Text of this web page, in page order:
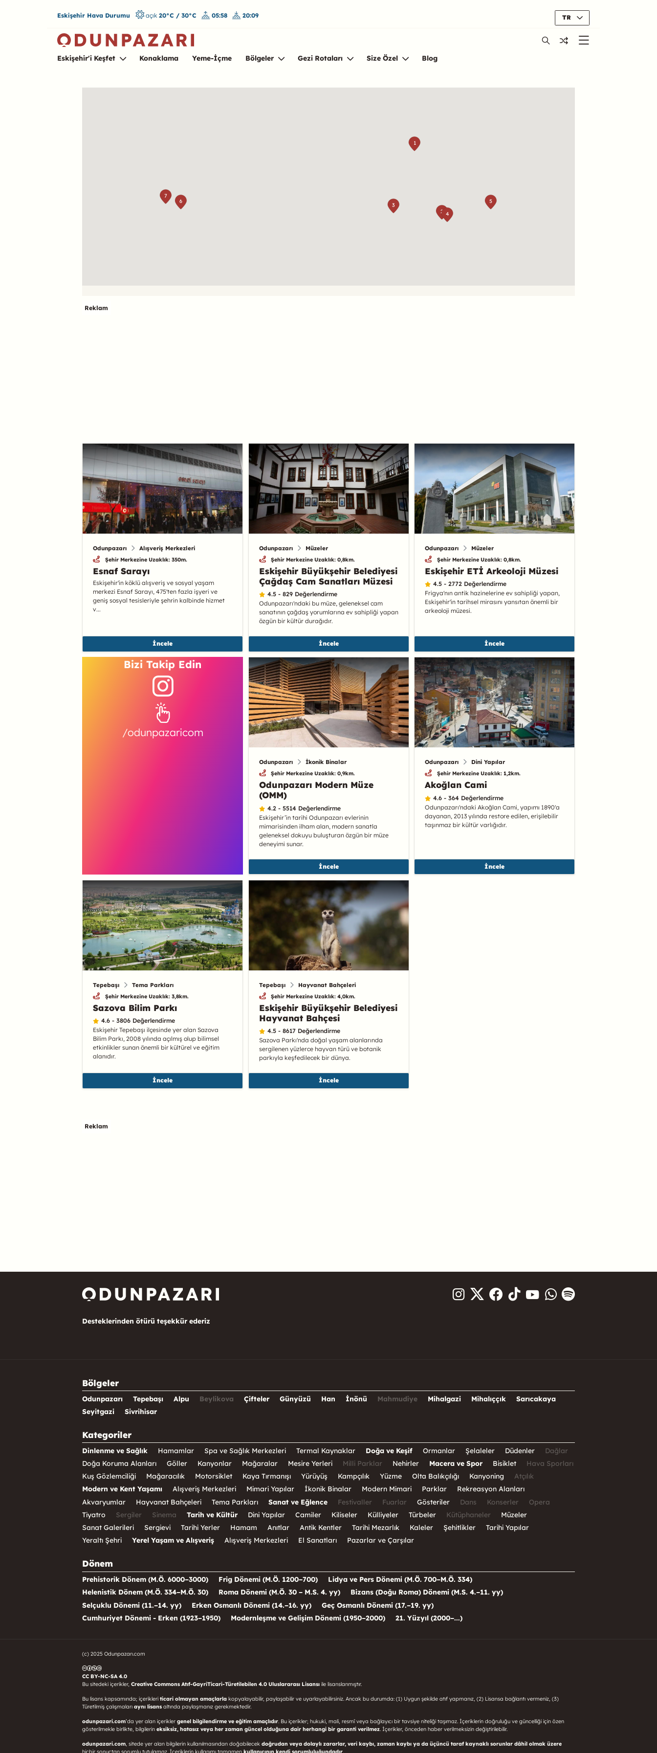
Eskişehir Hava Durumu açık 20°C / 30°C 05:58 20:09 TR
Eskişehir'i Keşfet Konaklama Yeme-İçme Bölgeler Gezi Rotaları Size Özel Blog
1
2
3
4
5
6
7
Reklam
Odunpazarı Alışveriş Merkezleri
Şehir Merkezine Uzaklık: 350m.
Esnaf Sarayı
Eskişehir'in köklü alışveriş ve sosyal yaşam
merkezi Esnaf Sarayı, 475'ten fazla işyeri ve
geniş sosyal tesisleriyle şehrin kalbinde hizmet
v...
İncele
Odunpazarı Müzeler
Şehir Merkezine Uzaklık: 0,8km.
Eskişehir Büyükşehir Belediyesi
Çağdaş Cam Sanatları Müzesi
4.5 - 829 Değerlendirme
Odunpazarı'ndaki bu müze, geleneksel cam
sanatının çağdaş yorumlarına ev sahipliği yapan
özgün bir kültür durağıdır.
İncele
Odunpazarı Müzeler
Şehir Merkezine Uzaklık: 0,8km.
Eskişehir ETİ Arkeoloji Müzesi
4.5 - 2772 Değerlendirme
Frigya'nın antik hazinelerine ev sahipliği yapan,
Eskişehir'in tarihsel mirasını yansıtan önemli bir
arkeoloji müzesi.
İncele
Bizi Takip Edin
/odunpazaricom
Odunpazarı İkonik Binalar
Şehir Merkezine Uzaklık: 0,9km.
Odunpazarı Modern Müze
(OMM)
4.2 - 5514 Değerlendirme
Eskişehir’in tarihi Odunpazarı evlerinin
mimarisinden ilham alan, modern sanatla
geleneksel dokuyu buluşturan özgün bir müze
deneyimi sunar.
İncele
Odunpazarı Dini Yapılar
Şehir Merkezine Uzaklık: 1,2km.
Akoğlan Cami
4.6 - 364 Değerlendirme
Odunpazarı'ndaki Akoğlan Cami, yapımı 1890'a
dayanan, 2013 yılında restore edilen, erişilebilir
taşınmaz bir kültür varlığıdır.
İncele
Tepebaşı Tema Parkları
Şehir Merkezine Uzaklık: 3,8km.
Sazova Bilim Parkı
4.6 - 3806 Değerlendirme
Eskişehir Tepebaşı ilçesinde yer alan Sazova
Bilim Parkı, 2008 yılında açılmış olup bilimsel
etkinlikler sunan önemli bir kültürel ve eğitim
alanıdır.
İncele
Tepebaşı Hayvanat Bahçeleri
Şehir Merkezine Uzaklık: 4,0km.
Eskişehir Büyükşehir Belediyesi
Hayvanat Bahçesi
4.5 - 8617 Değerlendirme
Sazova Parkı'nda doğal yaşam alanlarında
sergilenen yüzlerce hayvan türü ve botanik
parkıyla keşfedilecek bir dünya.
İncele
Reklam
Desteklerinden ötürü teşekkür ederiz
Bölgeler
Odunpazarı Tepebaşı Alpu Beylikova Çifteler Günyüzü Han İnönü Mahmudiye Mihalgazi Mihalıççık
Sarıcakaya
Seyitgazi
Sivrihisar
Kategoriler
Dinlenme ve Sağlık Hamamlar Spa ve Sağlık Merkezleri Termal Kaynaklar Doğa ve Keşif Ormanlar Şelaleler Düdenler
Dağlar
Doğa Koruma Alanları
Göller Kanyonlar Mağaralar Mesire Yerleri Milli Parklar Nehirler Macera ve Spor Bisiklet
Hava Sporları
Kuş Gözlemciliği
Mağaracılık Motorsiklet Kaya Tırmanışı Yürüyüş Kampçılık Yüzme Olta Balıkçılığı Kanyoning
Atçılık
Modern ve Kent Yaşamı
Alışveriş Merkezleri Mimari Yapılar İkonik Binalar Modern Mimari Parklar
Rekreasyon Alanları
Akvaryumlar
Hayvanat Bahçeleri Tema Parkları Sanat ve Eğlence Festivaller Fuarlar Gösteriler Dans Konserler
Opera
Tiyatro
Sergiler Sinema Tarih ve Kültür Dini Yapılar Camiler Kiliseler Külliyeler Türbeler Kütüphaneler
Müzeler
Sanat Galerileri
Sergievi Tarihi Yerler Hamam Anıtlar Antik Kentler Tarihi Mezarlık Kaleler Şehitlikler
Tarihi Yapılar
Yeraltı Şehri
Yerel Yaşam ve Alışveriş Alışveriş Merkezleri El Sanatları Pazarlar ve Çarşılar
Dönem
Prehistorik Dönem (M.Ö. 6000–3000) Frig Dönemi (M.Ö. 1200–700)
Lidya ve Pers Dönemi (M.Ö. 700–M.Ö. 334)
Helenistik Dönem (M.Ö. 334–M.Ö. 30)
Roma Dönemi (M.Ö. 30 – M.S. 4. yy)
Bizans (Doğu Roma) Dönemi (M.S. 4.–11. yy)
Selçuklu Dönemi (11.–14. yy)
Erken Osmanlı Dönemi (14.–16. yy)
Geç Osmanlı Dönemi (17.–19. yy)
Cumhuriyet Dönemi - Erken (1923–1950)
Modernleşme ve Gelişim Dönemi (1950–2000) 21. Yüzyıl (2000–...)
(c) 2025 Odunpazarı.com
CC BY-NC-SA 4.0
Bu sitedeki içerikler, Creative Commons Atıf-GayriTicari-Türetilebilen 4.0 Uluslararası Lisansı ile lisanslanmıştır.
Bu lisans kapsamında; içerikleri ticari olmayan amaçlarla kopyalayabilir, paylaşabilir ve uyarlayabilirsiniz. Ancak bu durumda: (1) Uygun şekilde atıf yapmanız, (2) Lisansa bağlantı vermeniz, (3)
Türetilmiş çalışmaları aynı lisans altında paylaşmanız gerekmektedir.
odunpazari.com’da yer alan içerikler genel bilgilendirme ve eğitim amaçlıdır . Bu içerikler; hukuki, mali, resmî veya bağlayıcı bir tavsiye niteliği taşımaz. İçeriklerin doğruluğu ve güncelliği için özen
gösterilmekle birlikte, bilgilerin eksiksiz, hatasız veya her zaman güncel olduğuna dair herhangi bir garanti verilmez . İçerikler, önceden haber verilmeksizin değiştirilebilir.
odunpazari.com , sitede yer alan bilgilerin kullanılmasından doğabilecek doğrudan veya dolaylı zararlar, veri kaybı, zaman kaybı ya da üçüncü taraf kaynaklı sorunlar dâhil olmak üzere
hiçbir sonuçtan sorumlu tutulamaz. İçeriklerin kullanımı tamamen kullanıcının kendi sorumluluğundadır